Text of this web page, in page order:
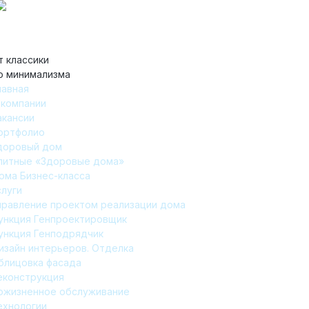
классики
минимализма
дом
«Здоровые дома»
Бизнес-класса
проектом реализации дома
Генпроектировщик
Генподрядчик
интерьеров. Отделка
фасада
обслуживание